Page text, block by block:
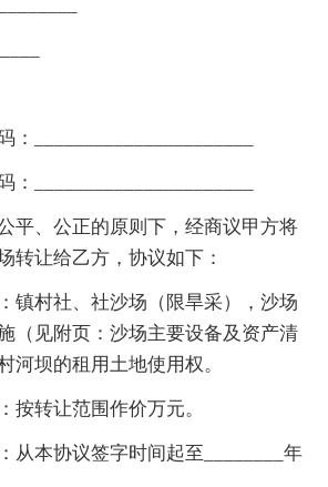
：______________________
：______________________
平、公正的原则下，经商议甲方将
转让给乙方，协议如下：
镇村社、社沙场（限旱采），沙场
（见附页：沙场主要设备及资产清
河坝的租用土地使用权。
按转让范围作价万元。
从本协议签字时间起至________年